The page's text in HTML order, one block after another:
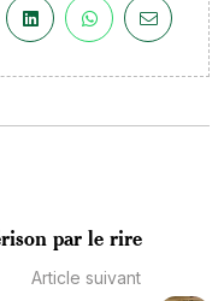
par le rire
Article suivant